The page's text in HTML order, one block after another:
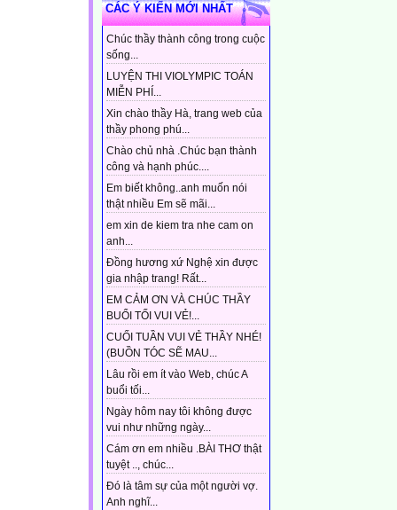
CÁC Ý KIẾN MỚI NHẤT
Chúc thầy thành công trong cuộc
sống...
LUYỆN THI VIOLYMPIC TOÁN
MIỄN PHÍ...
Xin chào thầy Hà, trang web của
thầy phong phú...
Chào chủ nhà .Chúc bạn thành
công và hạnh phúc....
Em biết không..anh muốn nói
thật nhiều Em sẽ mãi...
em xin de kiem tra nhe cam on
anh...
Đồng hương xứ Nghệ xin được
gia nhập trang! Rất...
EM CẢM ƠN VÀ CHÚC THẦY
BUỔI TỐI VUI VẺ!...
CUỐI TUẦN VUI VẺ THẦY NHÉ!
(BUỒN TÓC SẼ MAU...
Lâu rồi em ít vào Web, chúc A
buổi tối...
Ngày hôm nay tôi không được
vui như những ngày...
Cám ơn em nhiều .BÀI THƠ thật
tuyệt .., chúc...
Đó là tâm sự của một người vợ.
Anh nghĩ...